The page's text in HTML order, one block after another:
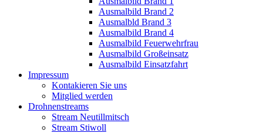
Ausmalbild Brand 2
Ausmalbld Brand 3
Ausmalbild Brand 4
Ausmalbild Feuerwehrfrau
Ausmalbild Großeinsatz
Ausmalbild Einsatzfahrt
Impressum
Kontakieren Sie uns
Mitglied werden
Drohnenstreams
Stream Neutillmitsch
Stream Stiwoll